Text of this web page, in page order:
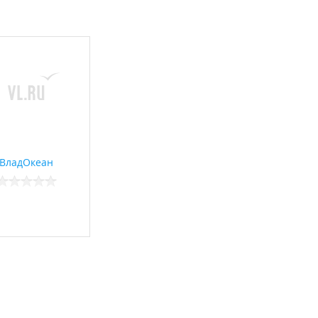
стоимости".
ВладОкеан